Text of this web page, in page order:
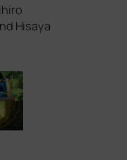
Hisaya